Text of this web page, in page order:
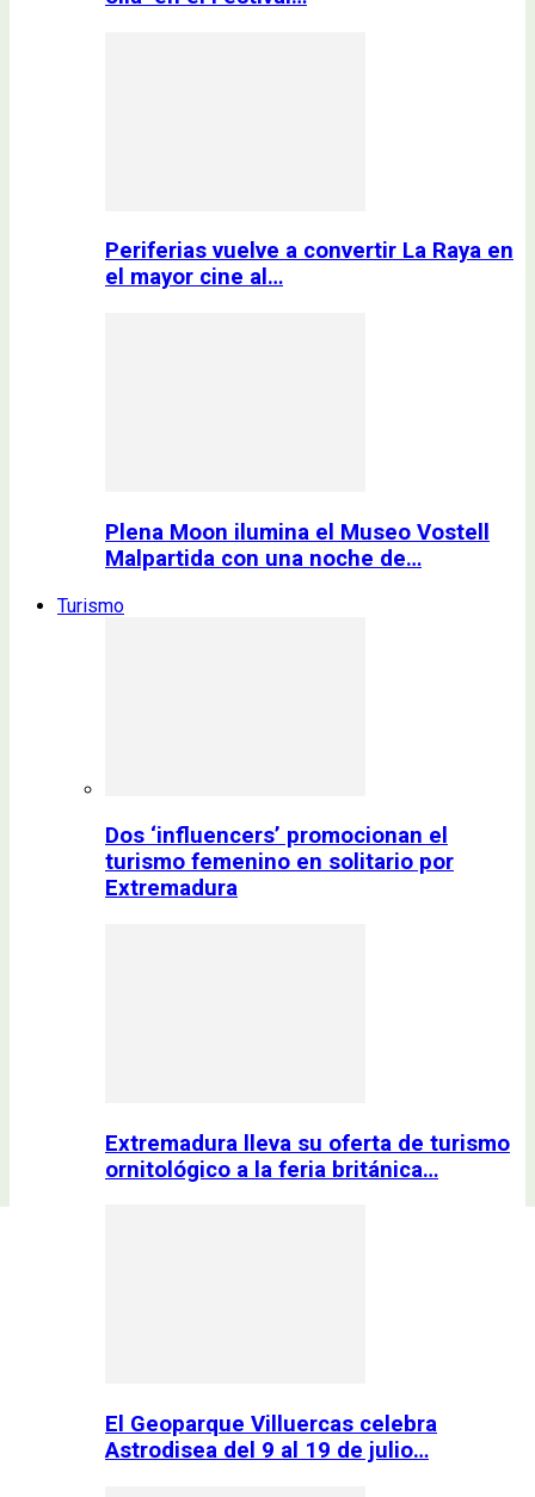
Periferias vuelve a convertir La Raya en
el mayor cine al…
Plena Moon ilumina el Museo Vostell
Malpartida con una noche de…
Turismo
Dos ‘influencers’ promocionan el
turismo femenino en solitario por
Extremadura
Extremadura lleva su oferta de turismo
ornitológico a la feria británica…
El Geoparque Villuercas celebra
Astrodisea del 9 al 19 de julio…